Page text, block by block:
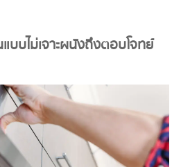
บบไม่เจาะผนังถึงตอบโจทย์